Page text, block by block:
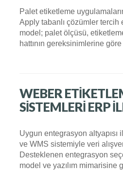
Palet etiketleme
Apply tabanlı çözümler tercih
model; palet ölçüsü,
hattının gereksinimlerine
WEBER
SISTEMLERI ERP
Uygun entegrasyon altyapısı
ve WMS sistemiyle veri
Desteklenen entegrasyon
model ve yazılım mimarisine